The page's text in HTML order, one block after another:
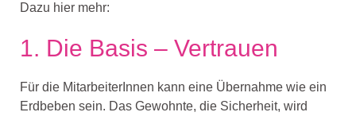
Dazu hier mehr:
1. Die Basis – Vertrauen
Für die MitarbeiterInnen kann eine Übernahme wie ein
Erdbeben sein. Das Gewohnte, die Sicherheit, wird